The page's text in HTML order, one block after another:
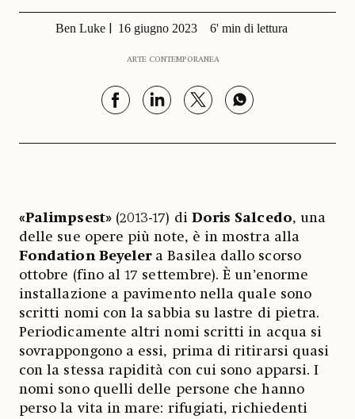
Ben Luke 16 giugno 2023 6' min di lettura
ARTE CONTEMPORANEA
«Palimpsest»(2013-17) di Doris Salcedo, una
delle sue opere più note, è in mostra alla
Fondation Beyelera Basilea dallo scorso
ottobre (fino al 17 settembre). È un’enorme
installazione a pavimento nella quale sono
scritti nomi con la sabbia su lastre di pietra.
Periodicamente altri nomi scritti in acqua si
sovrappongono a essi, prima di ritirarsi quasi
con la stessa rapidità con cui sono apparsi. I
nomi sono quelli delle persone che hanno
perso la vita in mare: rifugiati, richiedenti